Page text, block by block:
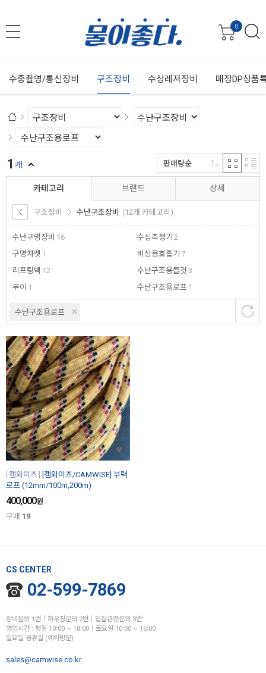
0
수중촬영/통신장비 구조장비 수상레져장비 매장DP상품
카테고리
구조장비 수난구조장비 (12개 카테고리)
수난구명장비 16
구명자켓 1
리프팅백 12
부이 1
수심측정기 2
비상용호흡기 7
수난구조용들것 3
수난구조용로프 1
브랜드 상세
수난구조용로프
1 개 판매량순
캠와이즈
[캠와이즈/CAMWISE] 부력
로프 (12mm/100m,200m)
400,000원
구매 19
CS CENTER
02-599-7869
장비문의 1번│하우징문의 2번│입찰관련문의 3번
영업시간 : 평일 10:00 ~ 18:00│토요일 10:00 ~ 16:00
일요일 공휴일 (예약방문)
sales@camwise.co.kr